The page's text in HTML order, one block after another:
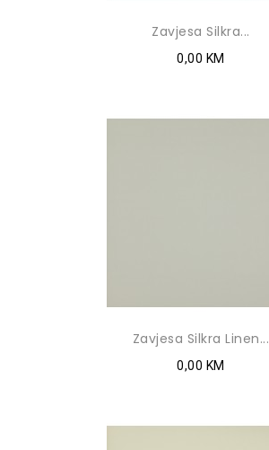
Zavjesa Silkra...
0,00 KM
Zavjesa Silkra Linen...
0,00 KM